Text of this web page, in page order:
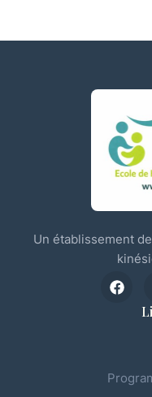
Un établissement